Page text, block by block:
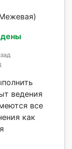
ведения
все
как